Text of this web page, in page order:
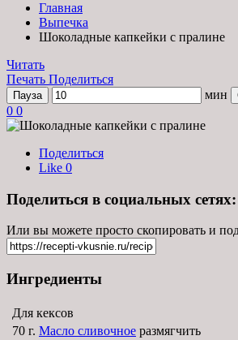
Главная
Выпечка
Шоколадные капкейки с пралине
Читать
Печать Поделиться
Пауза мин
0 0
Поделиться
Like 0
Поделиться в социальных сетях:
Или вы можете просто скопировать и
Ингредиенты
Для кексов
70 г. Масло сливочное размягчить